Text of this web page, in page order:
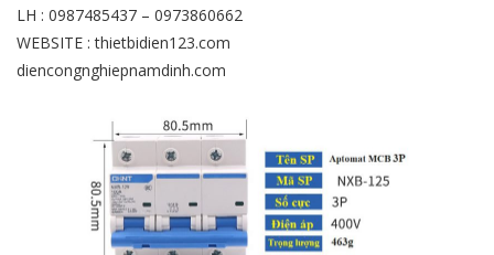
LH : 0987485437 – 0973860662
WEBSITE : thietbidien123.com
diencongnghiepnamdinh.com